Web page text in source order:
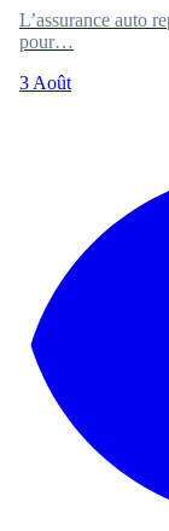
L’assurance auto
pour…
3 Août